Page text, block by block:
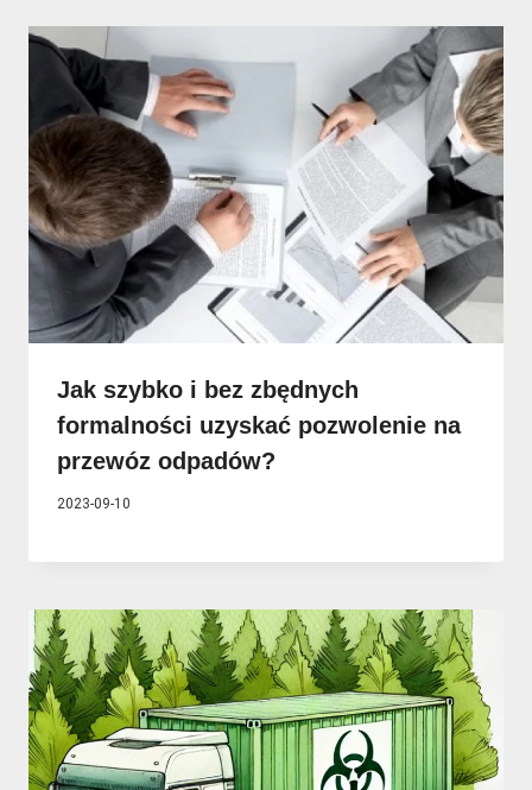
Jak szybko i bez zbędnych
formalności uzyskać pozwolenie na
przewóz odpadów?
2023-09-10